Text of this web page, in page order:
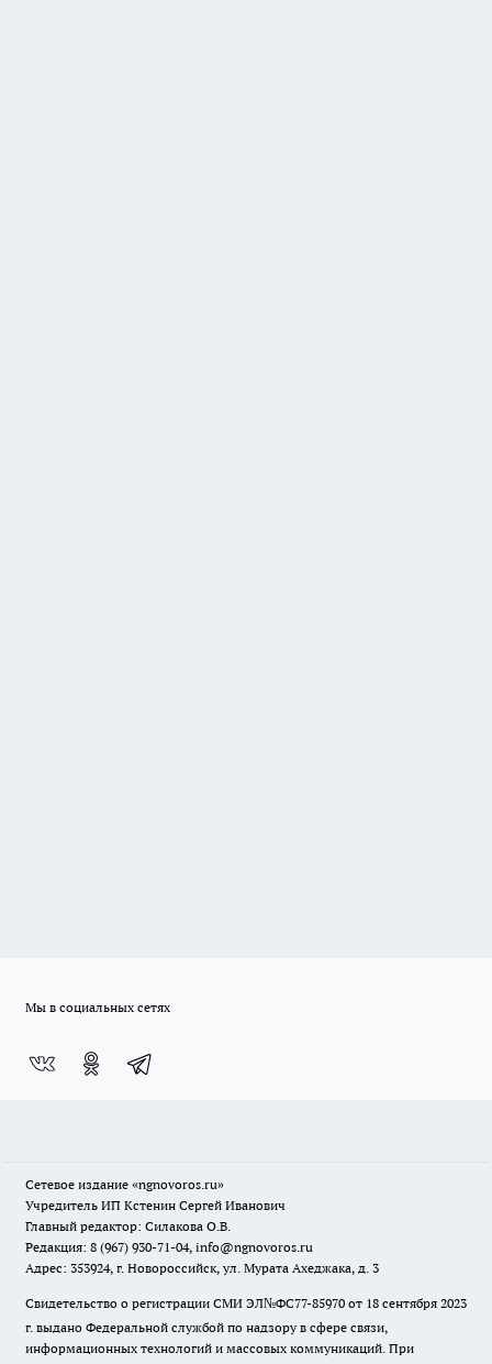
Мы в социальных сетях
Сетевое издание «ngnovoros.ru»
Учредитель ИП Кстенин Сергей Иванович
Главный редактор: Силакова О.В.
Редакция: 8 (967) 930-71-04, info@ngnovoros.ru
Адрес: 353924, г. Новороссийск, ул. Мурата Ахеджака, д. 3
Свидетельство о регистрации СМИ ЭЛ№ФС77-85970 от 18 сентября 2023
г. выдано Федеральной службой по надзору в сфере связи,
информационных технологий и массовых коммуникаций. При